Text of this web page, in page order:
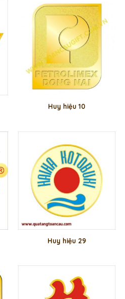
Huy hiệu 10
Huy hiệu 29